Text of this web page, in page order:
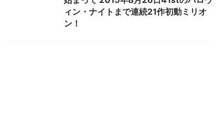
ィン・ナイトまで連続21作初動ミリオ
ン！